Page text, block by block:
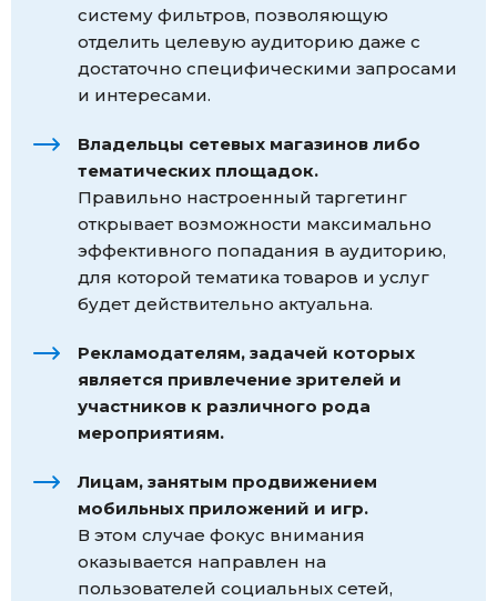
систему фильтров, позволяющую
отделить целевую аудиторию даже с
достаточно специфическими запросами
и интересами.
Владельцы сетевых магазинов либо
тематических площадок.
Правильно настроенный таргетинг
открывает возможности максимально
эффективного попадания в аудиторию,
для которой тематика товаров и услуг
будет действительно актуальна.
Рекламодателям, задачей которых
является привлечение зрителей и
участников к различного рода
мероприятиям.
Лицам, занятым продвижением
мобильных приложений и игр.
В этом случае фокус внимания
оказывается направлен на
пользователей социальных сетей,